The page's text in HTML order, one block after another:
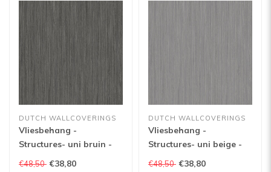
DUTCH WALLCOVERINGS
Vliesbehang -
Structures- uni bruin -
M554-39
€48,50 €38,80
DUTCH WALLCOVERINGS
Vliesbehang -
Structures- uni beige -
M554-29
€48,50 €38,80